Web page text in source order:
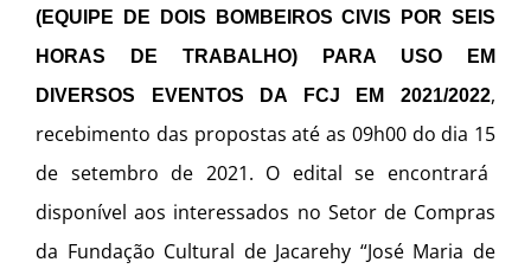
(EQUIPE DE DOIS BOMBEIROS CIVIS POR SEIS
HORAS DE TRABALHO) PARA USO EM
DIVERSOS EVENTOS DA FCJ EM 2021/2022,
recebimento das propostas até as 09h00 do dia 15
de setembro de 2021. O edital se encontrará
disponível aos interessados no Setor de Compras
da Fundação Cultural de Jacarehy “José Maria de